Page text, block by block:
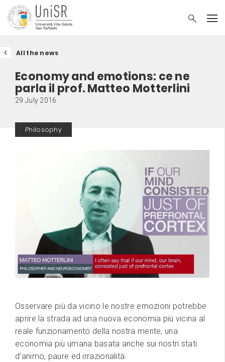
All the news
Economy and emotions: ce ne
parla il prof. Matteo Motterlini
29 July 2016
Philosophy
Osservare più da vicino le nostre emozioni potrebbe
aprire la strada ad una nuova economia più vicina al
reale funzionamento della nostra mente, una
economia più umana basata anche sui nostri stati
d’animo, paure ed irrazionalità.